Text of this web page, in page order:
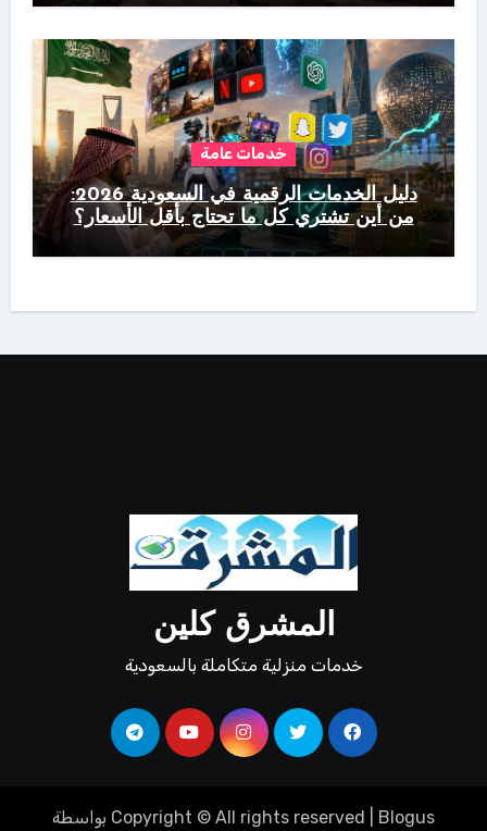
خدمات عامة
دليل الخدمات الرقمية في السعودية 2026:
من أين تشتري كل ما تحتاج بأقل الأسعار؟
المشرق كلين
خدمات منزلية متكاملة بالسعودية
Copyright © All rights reserved Blogus بواسطة